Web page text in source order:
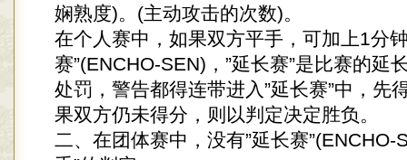
娴熟度)。(主动攻击的次数)。
在个人赛中，如果双方平手，可加上1分
赛”(ENCHO-SEN)，”延长赛”是比赛的延
处罚，警告都得连带进入”延长赛”中，先
果双方仍未得分，则以判定决定胜负。
二、在团体赛中，没有”延长赛”(ENCHO-